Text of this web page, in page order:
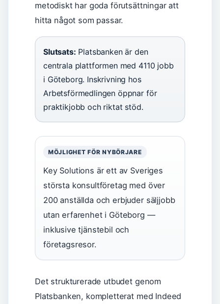
metodiskt har goda förutsättningar att
hitta något som passar.
Slutsats: Platsbanken är den
centrala plattformen med 4110 jobb
i Göteborg. Inskrivning hos
Arbetsförmedlingen öppnar för
praktikjobb och riktat stöd.
MÖJLIGHET FÖR NYBÖRJARE
Key Solutions är ett av Sveriges
största konsultföretag med över
200 anställda och erbjuder säljjobb
utan erfarenhet i Göteborg —
inklusive tjänstebil och
företagsresor.
Det strukturerade utbudet genom
Platsbanken, kompletterat med Indeed